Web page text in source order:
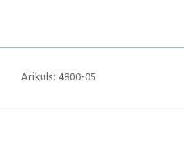
Arikuls: 4800-05